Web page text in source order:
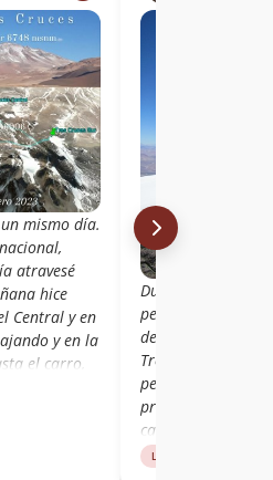
mismo día.
atravesé
hice
Central y en
y en la
el carro,
Duro ascenso
pero hermoso.
del Macizo Tres
Tres Cruces Sur
pero esta semana
principales del
campamento
del portezuelo
Libro de cumbre